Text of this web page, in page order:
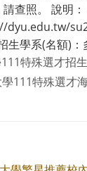
查照。 說明
生學系(名額)：
特殊選才招
111特殊選才